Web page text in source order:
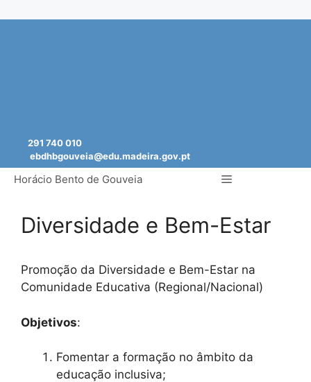
291 740 010
ebdhbgouveia@edu.madeira.gov.pt
Horácio Bento de Gouveia Menu
Diversidade e Bem-Estar
Promoção da Diversidade e Bem-Estar na
Comunidade Educativa (Regional/Nacional)
Objetivos:
Fomentar a formação no âmbito da
educação inclusiva;